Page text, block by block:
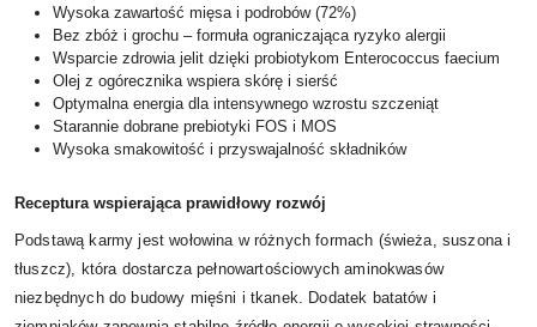
Wysoka zawartość mięsa i podrobów (72%)
Bez zbóż i grochu – formuła ograniczająca ryzyko alergii
Wsparcie zdrowia jelit dzięki probiotykom Enterococcus faecium
Olej z ogórecznika wspiera skórę i sierść
Optymalna energia dla intensywnego wzrostu szczeniąt
Starannie dobrane prebiotyki FOS i MOS
Wysoka smakowitość i przyswajalność składników
Receptura wspierająca prawidłowy rozwój
Podstawą karmy jest wołowina w różnych formach (świeża, suszona i
tłuszcz), która dostarcza pełnowartościowych aminokwasów
niezbędnych do budowy mięśni i tkanek. Dodatek batatów i